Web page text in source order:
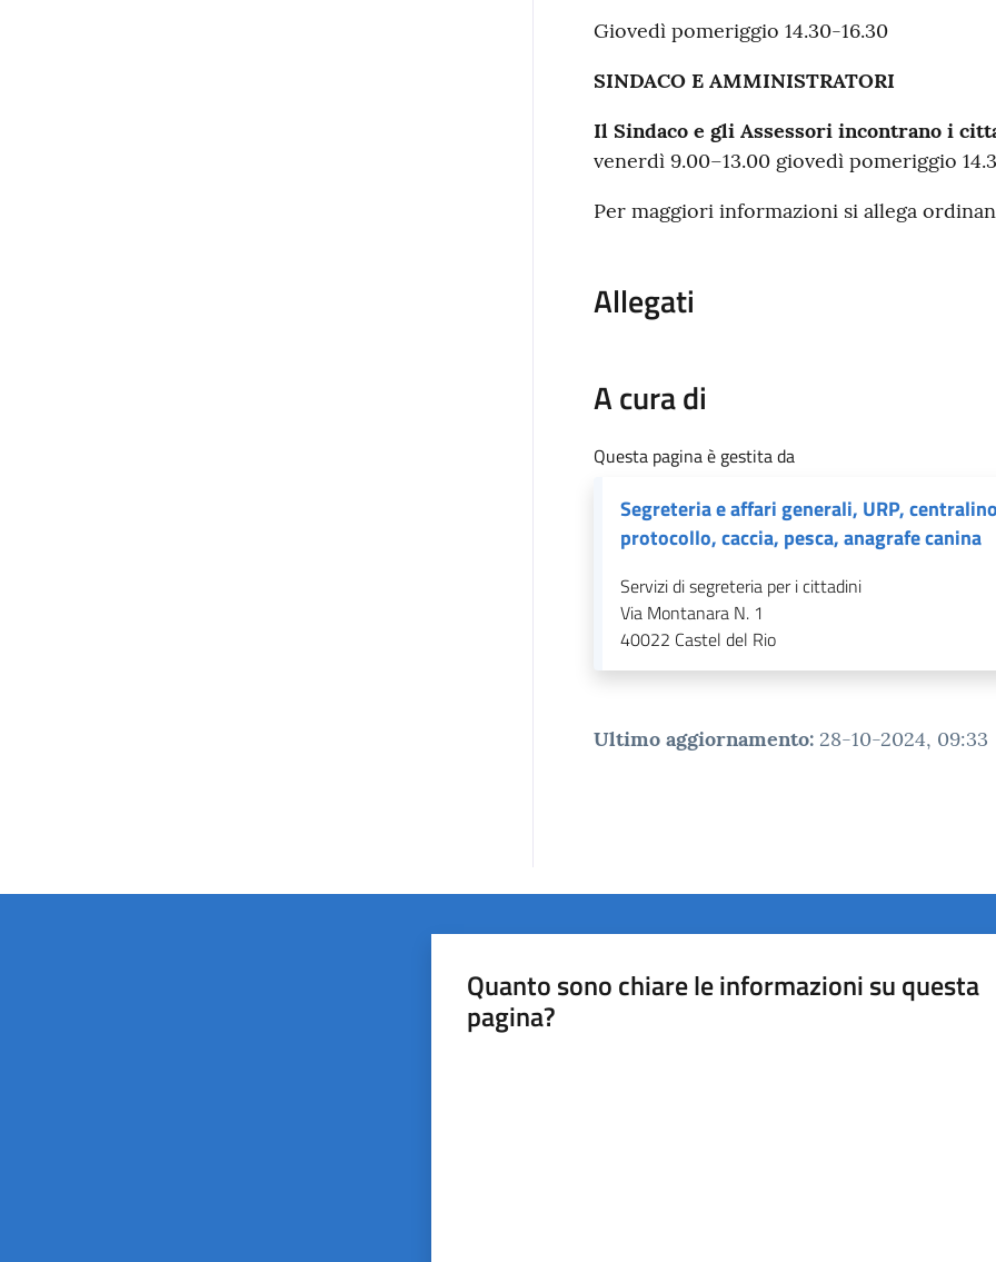
Giovedì pomeriggio 14.30-16.30
SINDACO E AMMINISTRATORI
Il Sindaco e gli Assessori incontrano i
venerdì 9.00–13.00 giovedì pomeriggio
Per maggiori informazioni si allega
Allegati
A cura di
Questa pagina è gestita da
Segreteria e affari generali, URP,
protocollo, caccia, pesca, anagrafe canina
Servizi di segreteria per i cittadini
Via Montanara N. 1
40022 Castel del Rio
Ultimo aggiornamento: 28-10-2024, 09:33
Quanto sono chiare le informazioni su questa
pagina?